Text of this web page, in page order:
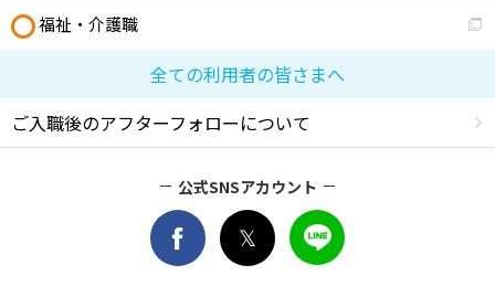
福祉・介護職
全ての利用者の皆さまへ
ご入職後のアフターフォローについて
公式SNSアカウント